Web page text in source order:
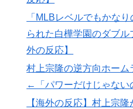
海外「日本の人は、アメ
ってるの？」（海外の反
▶
外国人「ドイツと日本、
が上なの？」
外国人「初めてトラウマ
「MLBレベルでもかな
られた白樺学園のダブ
外の反応】
村上宗隆の逆方向ホーム
←「パワーだけじゃない
【海外の反応】村上宗